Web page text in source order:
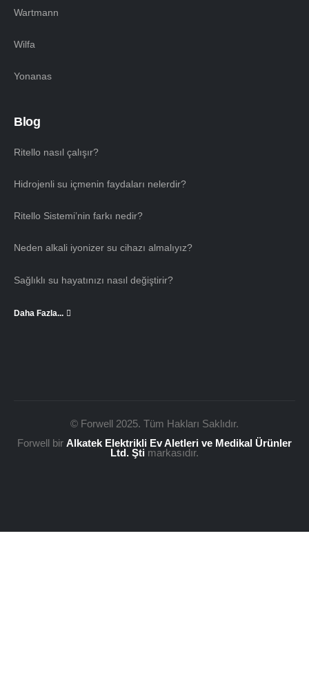
Wartmann
Wilfa
Yonanas
Blog
Ritello nasıl çalışır?
Hidrojenli su içmenin faydaları nelerdir?
Ritello Sistemi’nin farkı nedir?
Neden alkali iyonizer su cihazı almalıyız?
Sağlıklı su hayatınızı nasıl değiştirir?
Daha Fazla...
© Forwell 2025. Tüm Hakları Saklıdır.
Forwell bir Alkatek Elektrikli Ev Aletleri ve Medikal Ürünler
Ltd. Şti markasıdır.